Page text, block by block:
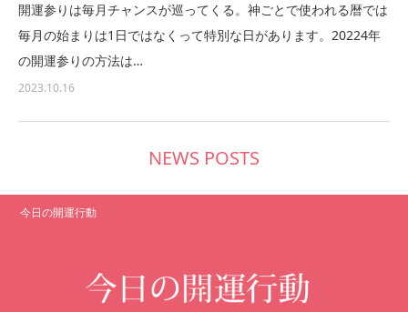
開運参りは毎月チャンスが巡ってくる。神ごとで使われる暦では
毎月の始まりは1日ではなくって特別な日があります。20224年
の開運参りの方法は…
2023.10.16
NEWS POSTS
今日の開運行動